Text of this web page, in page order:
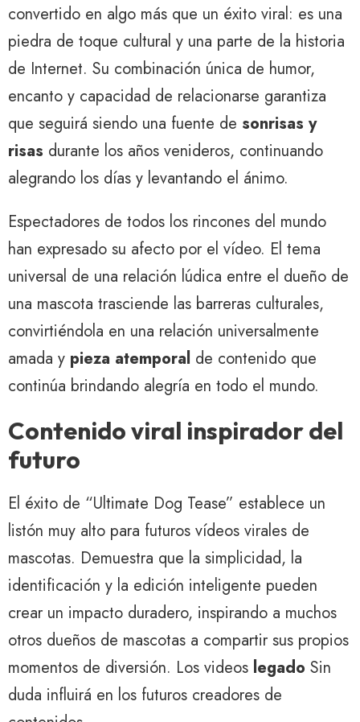
convertido en algo más que un éxito viral: es una
piedra de toque cultural y una parte de la historia
de Internet. Su combinación única de humor,
encanto y capacidad de relacionarse garantiza
que seguirá siendo una fuente de sonrisas y
risas durante los años venideros, continuando
alegrando los días y levantando el ánimo.
Espectadores de todos los rincones del mundo
han expresado su afecto por el vídeo. El tema
universal de una relación lúdica entre el dueño de
una mascota trasciende las barreras culturales,
convirtiéndola en una relación universalmente
amada y pieza atemporal de contenido que
continúa brindando alegría en todo el mundo.
Contenido viral inspirador del
futuro
El éxito de “Ultimate Dog Tease” establece un
listón muy alto para futuros vídeos virales de
mascotas. Demuestra que la simplicidad, la
identificación y la edición inteligente pueden
crear un impacto duradero, inspirando a muchos
otros dueños de mascotas a compartir sus propios
momentos de diversión. Los videos legado Sin
duda influirá en los futuros creadores de